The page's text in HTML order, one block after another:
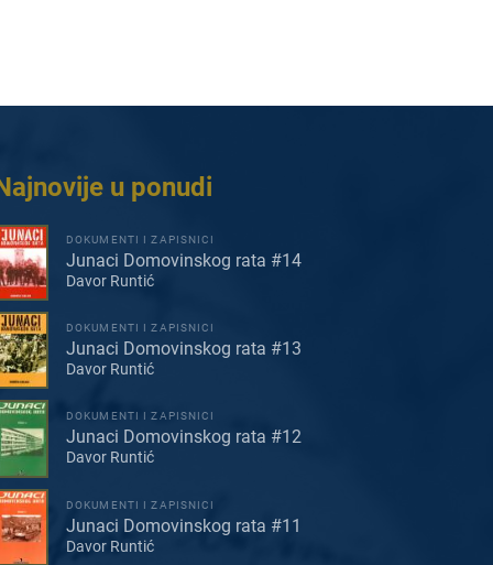
u ponudi
DOKUMENTI I ZAPISNICI
Junaci Domovinskog rata #14
Davor Runtić
DOKUMENTI I ZAPISNICI
Junaci Domovinskog rata #13
Davor Runtić
DOKUMENTI I ZAPISNICI
Junaci Domovinskog rata #12
Davor Runtić
DOKUMENTI I ZAPISNICI
Junaci Domovinskog rata #11
Davor Runtić